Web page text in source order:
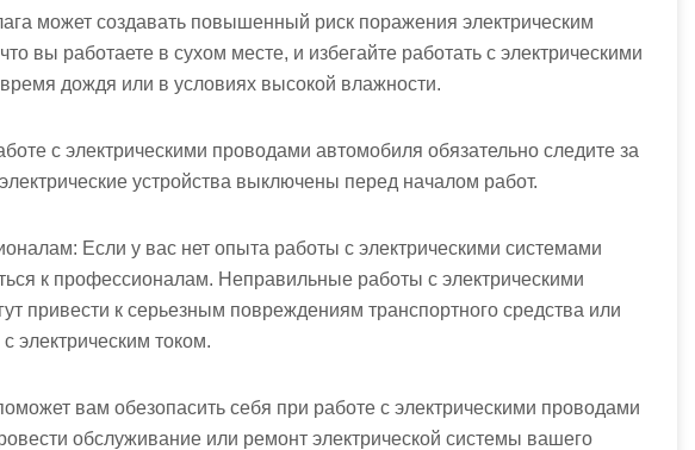
может создавать повышенный риск поражения электрическим
вы работаете в сухом месте, и избегайте работать с электрическими
дождя или в условиях высокой влажности.
с электрическими проводами автомобиля обязательно следите за
устройства выключены перед началом работ.
Если у вас нет опыта работы с электрическими системами
к профессионалам. Неправильные работы с электрическими
привести к серьезным повреждениям транспортного средства или
электрическим током.
вам обезопасить себя при работе с электрическими проводами
обслуживание или ремонт электрической системы вашего